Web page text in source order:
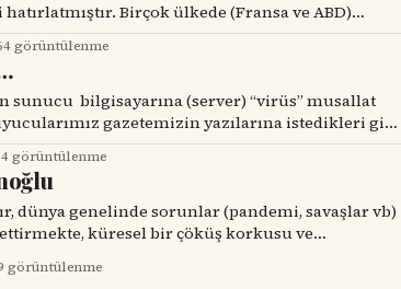
Birçok ülkede (Fransa ve ABD)
propagandalarının ya doğrudan içindeydim ya
beri Türkiye’de
görüntülenme
gazetemizin yazılarına istedikleri gibi
kendi yarattığı “virüs” ile kendi mucizesi olan
Garip yaratıklarız, değil mi? Ben de bu
Belki şu “virüs” belâsı da saldırısını
görüntülenme
dünya genelinde sorunlar (pandemi, savaşlar vb)
küresel bir çöküş korkusu ve
ve zihnini olumsuz yönde etkilemektedir.
senaryoya yani açıkça ifade edersek “nükleer
görüntülenme